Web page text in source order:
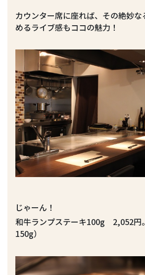
カウンター席に座れば、その絶妙
めるライブ感もココの魅力！
じゃーん！
和牛ランプステーキ100g 2,052円
150g）